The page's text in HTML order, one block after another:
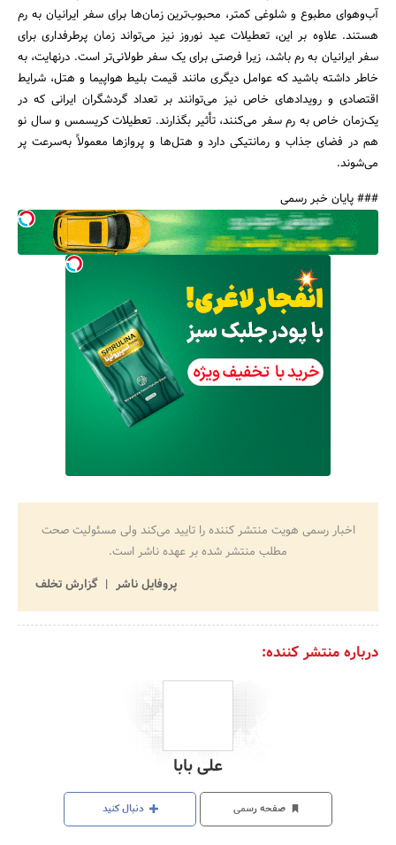
آب‌وهوای مطبوع و شلوغی کمتر، محبوب‌ترین زمان‌ها برای سفر ایرانیان به رم
هستند. علاوه بر این، تعطیلات عید نوروز نیز می‌تواند زمان پرطرفداری برای
سفر ایرانیان به رم باشد، زیرا فرصتی برای یک سفر طولانی‌تر است. درنهایت، به
خاطر داشته باشید که عوامل دیگری مانند قیمت بلیط هواپیما و هتل، شرایط
اقتصادی و رویدادهای خاص نیز می‌توانند بر تعداد گردشگران ایرانی که در
یک‌زمان خاص به رم سفر می‌کنند، تأثیر بگذارند. تعطیلات کریسمس و سال نو
هم در فضای جذاب و رمانتیکی دارد و هتل‌ها و پروازها معمولاً به‌سرعت پر
می‌شوند.
### پایان خبر رسمی
اخبار رسمی هویت منتشر کننده را تایید می‌کند ولی مسئولیت صحت
مطلب منتشر شده بر عهده ناشر است.
پروفایل ناشر
گزارش تخلف
درباره منتشر کننده:
علی بابا
صفحه رسمی دنبال کنید